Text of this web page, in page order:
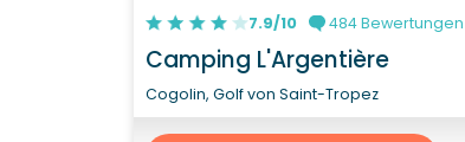
7.9/10 484 Bewertungen
Camping L'Argentière
Cogolin, Golf von Saint-Tropez